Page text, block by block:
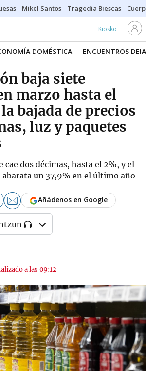
Mikel Santos Tragedia Biescas
Kiosko
DOMÉSTICA ENCUENTROS DEIA
baja siete
marzo hasta el
bajada de precios
luz y paquetes
cae dos décimas, hasta el 2%, y el
abarata un 37,9% en el último año
a las 09:12
Añádenos en Google